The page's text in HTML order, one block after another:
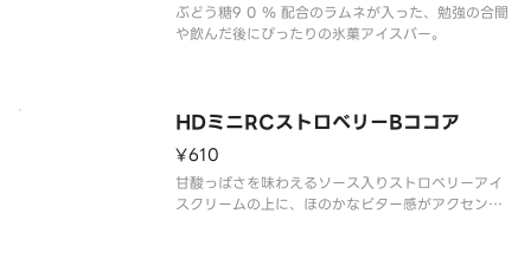
ぶどう糖9 0 ％ 配合のラムネが入った、勉強の合間
や飲んだ後にぴったりの氷菓アイスバー。
HDミニRCストロベリーBココア
¥610
甘酸っぱさを味わえるソース入りストロベリーアイ
スクリームの上に、ほのかなビター感がアクセント